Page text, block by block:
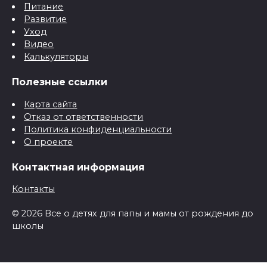
Питание
Развитие
Уход
Видео
Калькуляторы
Полезные ссылки
Карта сайта
Отказ от ответственности
Политика конфиденциальности
О проекте
Контактная информация
Контакты
© 2026 Все о детях для папы и мамы от рождения до
школы